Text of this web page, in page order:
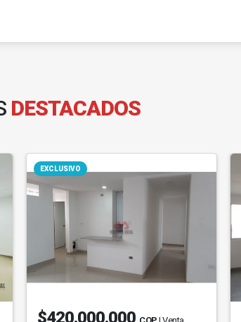
DESTACADOS
EXCLUSIVO
$420.000.000